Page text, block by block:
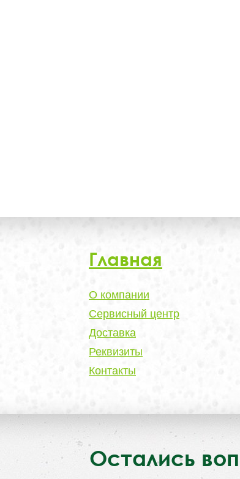
Главная
О компании
Сервисный центр
Доставка
Реквизиты
Контакты
Остались